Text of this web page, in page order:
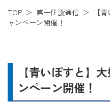
TOP 第一住設通信
【
ャンペーン開催！
【青いぽすと】
ンペーン開催！